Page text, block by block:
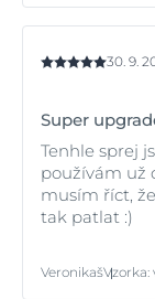
30. 9.
Super
Tenhle sprej
používám už
musím říct,
tak patlat :)
VeronikašVzorka: